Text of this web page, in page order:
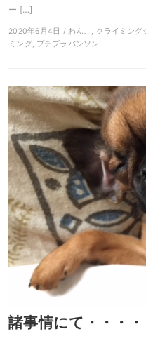
ー […]
2020年6月4日 / わんこ, クライミン
ミング, プチブラバンソン
諸事情にて・・・・